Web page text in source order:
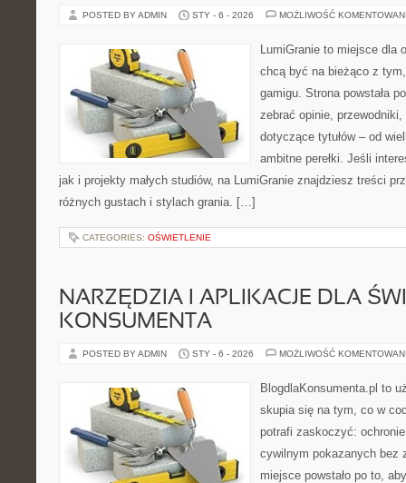
POSTED BY ADMIN STY - 6 - 2026 MOŻLIWOŚĆ
LumiGranie to miejsce dla
chcą być na bieżąco z
gamigu. Strona powstała
zebrać opinie,
dotyczące tytułów – od
ambitne perełki. Jeśli
jak i projekty małych studiów, na LumiGranie znajdziesz treści
różnych gustach i stylach grania. […]
CATEGORIES: OŚWIETLENIE
NARZĘDZIA I APLIKACJE DLA
KONSUMENTA
POSTED BY ADMIN STY - 6 - 2026 MOŻLIWOŚĆ
BlogdlaKonsumenta.pl to
skupia się na tym, co w
potrafi zaskoczyć:
cywilnym pokazanych bez
miejsce powstało po to,